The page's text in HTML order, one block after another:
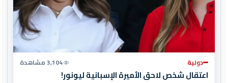
دولية 3,104 مشاهدة
اعتقال شخص لاحق الأميرة الإسبانية ليونور!